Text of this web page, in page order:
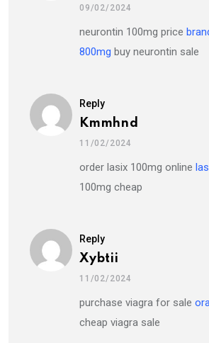
09/02/2024
neurontin 100mg price
800mg buy neurontin sale
Reply
Kmmhnd
11/02/2024
order lasix 100mg online
100mg cheap
Reply
Xybtii
11/02/2024
purchase viagra for sale
cheap viagra sale